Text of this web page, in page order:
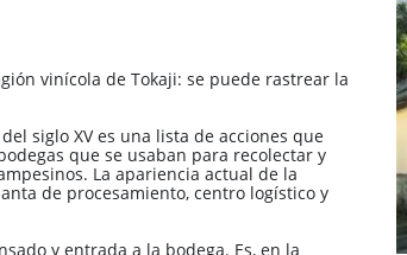
vinícola de Tokaji: se puede rastrear la
siglo XV es una lista de acciones que
que se usaban para recolectar y
La apariencia actual de la
de procesamiento, centro logístico y
y entrada a la bodega. Es, en la